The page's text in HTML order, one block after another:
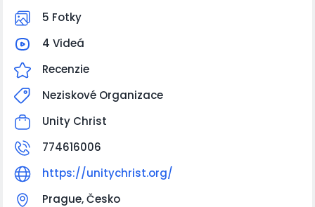
5 Fotky
4 Videá
Recenzie
Neziskové Organizace
Unity Christ
774616006
https://unitychrist.org/
Prague, Česko